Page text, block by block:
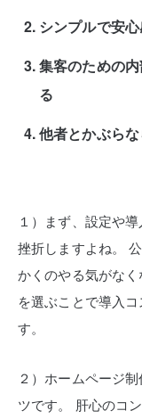
シンプルで安
集客のための
る
他者とかぶら
１）まず、設定や
挫折しますよね。
かくのやる気がなく
を選ぶことで導入
す。
２）ホームページ
ツです。
肝心のコ